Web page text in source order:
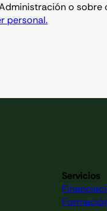
o
personal.
Servicios